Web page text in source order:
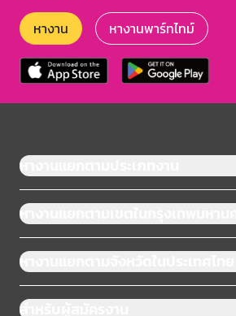
หางาน หางานพาร์ทไทม์
หางานแยกตามประเภทงาน
หางานแยกตามเขตในกรุงเทพมหานคร
หางานแยกตามจังหวัดในประเทศไทย
สำหรับผู้สมัครงาน